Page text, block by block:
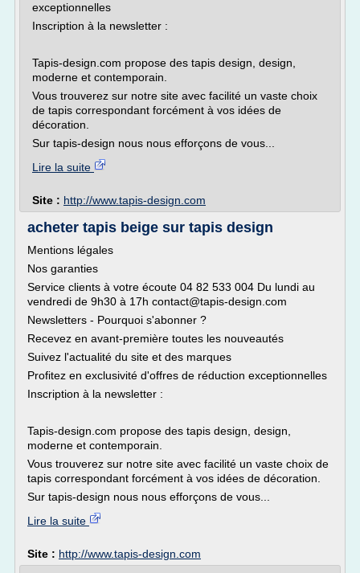
exceptionnelles
Inscription à la newsletter :
Tapis-design.com propose des tapis design, design,
moderne et contemporain.
Vous trouverez sur notre site avec facilité un vaste choix
de tapis correspondant forcément à vos idées de
décoration.
Sur tapis-design nous nous efforçons de vous...
Lire la suite
Site : http://www.tapis-design.com
acheter tapis beige sur tapis design
Mentions légales
Nos garanties
Service clients à votre écoute 04 82 533 004 Du lundi au
vendredi de 9h30 à 17h contact@tapis-design.com
Newsletters - Pourquoi s'abonner ?
Recevez en avant-première toutes les nouveautés
Suivez l'actualité du site et des marques
Profitez en exclusivité d'offres de réduction exceptionnelles
Inscription à la newsletter :
Tapis-design.com propose des tapis design, design,
moderne et contemporain.
Vous trouverez sur notre site avec facilité un vaste choix de
tapis correspondant forcément à vos idées de décoration.
Sur tapis-design nous nous efforçons de vous...
Lire la suite
Site : http://www.tapis-design.com